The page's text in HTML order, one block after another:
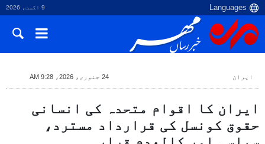
9 اگست، 2026
ایران 24 جنوری، 2026، 9:28 AM
ایران کا اقوام متحدہ کی انسانی
حقوق کونسل کی قرارداد مسترد،